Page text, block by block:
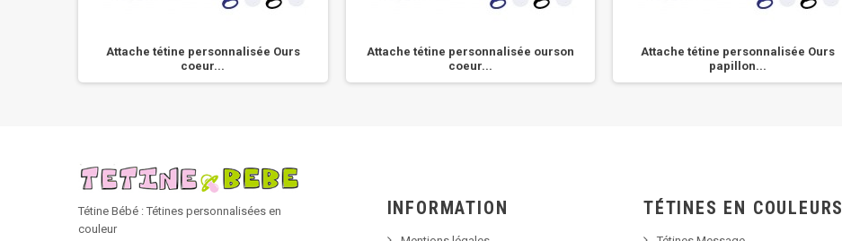
Attache tétine personnalisée Ours
coeur...
Attache tétine personnalisée ourson
coeur...
Attache tétine personnalisée Ours
papillon...
Tétine Bébé : Tétines personnalisées en
couleur
INFORMATION TÉTINES EN COULEURS